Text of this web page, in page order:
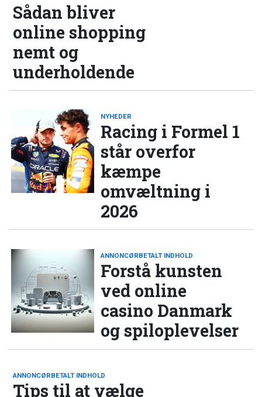
Sådan bliver
online shopping
nemt og
underholdende
NYHEDER
Racing i Formel 1
står overfor
kæmpe
omvæltning i
2026
ANNONCØRBETALT INDHOLD
Forstå kunsten
ved online
casino Danmark
og spiloplevelser
ANNONCØRBETALT INDHOLD
Tips til at vælge